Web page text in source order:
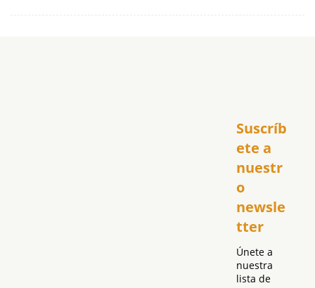
Suscríb
ete a
nuestr
o
newsle
tter
Únete a
nuestra
lista de